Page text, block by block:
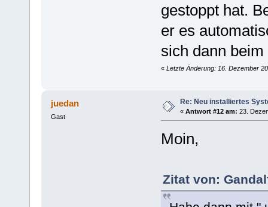
gestoppt hat.
er es
sich dann
« Letzte Änderung: 16. Dezember
juedan
Gast
Re: Neu installiertes
« Antwort #12 am: 23.
Moin,
Zitat von: